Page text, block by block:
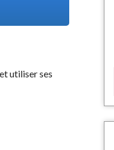
utiliser ses